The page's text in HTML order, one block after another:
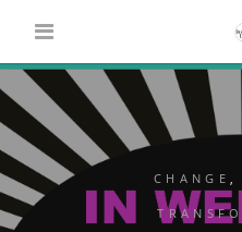
CHANGE ,